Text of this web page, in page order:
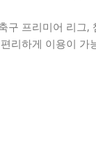
구 프리미어 리그
리하게 이용이 가